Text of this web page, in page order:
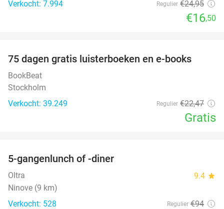
Verkocht: 7.994
Regulier €24,95
€16,50
75 dagen gratis luisterboeken en e-books
BookBeat
Stockholm
Verkocht: 39.249
Regulier €22,47
Gratis
5-gangenlunch of -diner
Oltra 9.4 star
Ninove (9 km)
Verkocht: 528
Regulier €94